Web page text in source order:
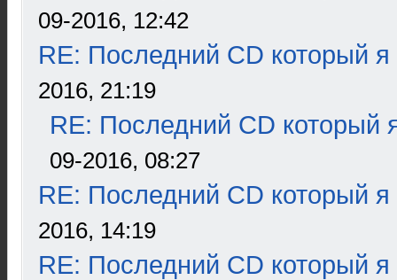
09-2016, 12:42
RE: Последний CD который я
2016, 21:19
RE: Последний CD который
09-2016, 08:27
RE: Последний CD который я
2016, 14:19
RE: Последний CD который я